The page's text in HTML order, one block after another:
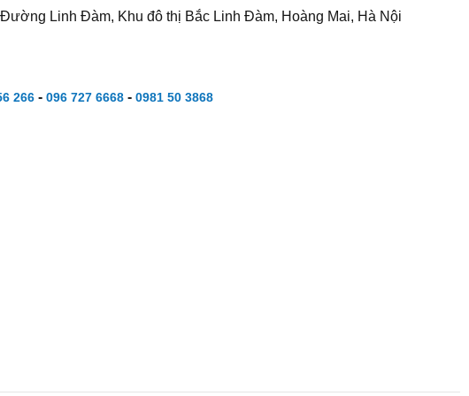
Linh Đàm, Khu đô thị Bắc Linh Đàm, Hoàng Mai, Hà Nội
266- 096 727 6668- 0981 50 3868